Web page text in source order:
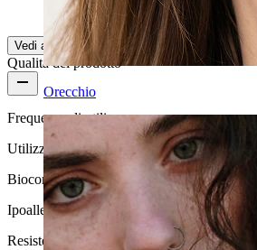
Orecchio
Tradotto dall'IA Mostra originale
Vedi altro
Qualità del prodotto
Frequenza di utilizzo
Utilizzo quotidiano
Biocompatibilità
Ipoallergenico
Resistenza all'acqua